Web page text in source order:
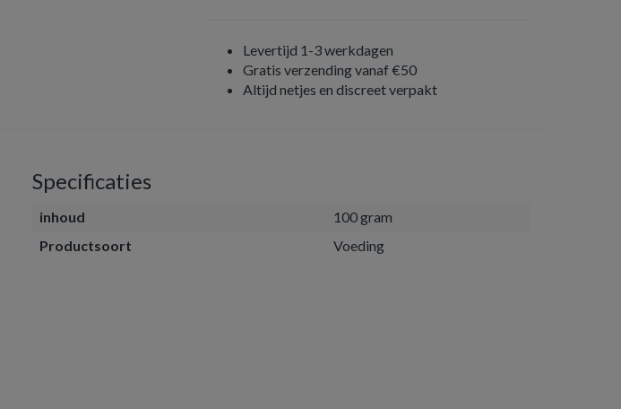
Levertijd 1-3 werkdagen
Gratis verzending vanaf €50
Altijd netjes en discreet verpakt
Specificaties
inhoud
100 gram
Productsoort
Voeding